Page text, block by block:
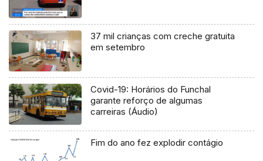
37 mil crianças com creche gratuita
em setembro
Covid-19: Horários do Funchal
garante reforço de algumas
carreiras (Áudio)
Fim do ano fez explodir contágio